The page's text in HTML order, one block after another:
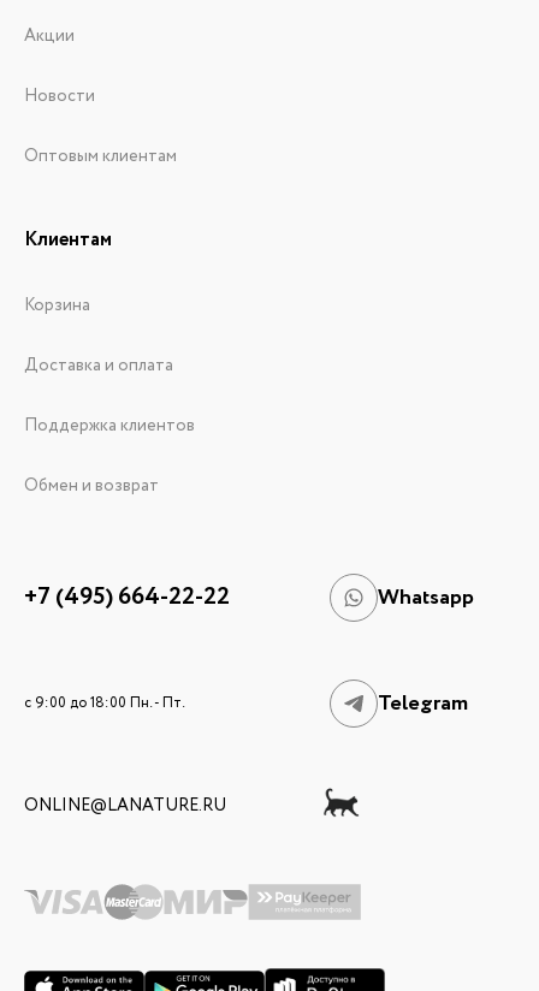
Акции
Новости
Оптовым клиентам
Клиентам
Корзина
Доставка и оплата
Поддержка клиентов
Обмен и возврат
+7 (495) 664-22-22 Whatsapp
c 9:00 до 18:00 Пн. - Пт. Telegram
ONLINE@LANATURE.RU